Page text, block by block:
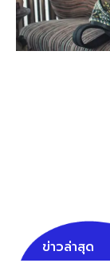
ข่าวล่าสุด